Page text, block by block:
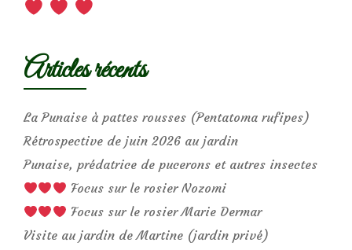
Articles récents
La Punaise à pattes rousses (Pentatoma rufipes)
Rétrospective de juin 2026 au jardin
Punaise, prédatrice de pucerons et autres insectes
Focus sur le rosier Nozomi
Focus sur le rosier Marie Dermar
Visite au jardin de Martine (jardin privé)